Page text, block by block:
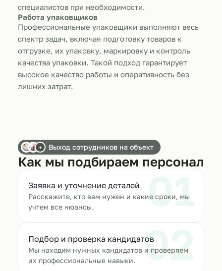
специалистов при необходимости.
Работа упаковщиков
Профессиональные упаковщики выполняют весь
спектр задач, включая подготовку товаров к
отгрузке, их упаковку, маркировку и контроль
качества упаковки. Такой подход гарантирует
высокое качество работы и оперативность без
лишних затрат.
+ Выход сотрудников на объект
Как мы подбираем персонал
01
Заявка и уточнение деталей
Расскажите, кто вам нужен и какие сроки, мы
учтем все нюансы.
02
Подбор и проверка кандидатов
Мы находим нужных кандидатов и проверяем
их профессиональные навыки.